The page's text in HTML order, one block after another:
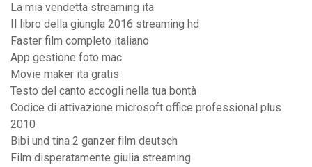
La mia vendetta streaming ita
Il libro della giungla 2016 streaming hd
Faster film completo italiano
App gestione foto mac
Movie maker ita gratis
Testo del canto accogli nella tua bontà
Codice di attivazione microsoft office professional plus
2010
Bibi und tina 2 ganzer film deutsch
Film disperatamente giulia streaming